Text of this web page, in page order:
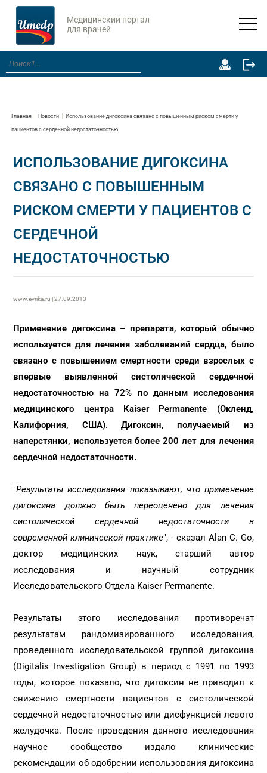
Медицинский портал
для врачей
Главная Новости Использование дигоксина связано с повышенным риском смерти у
пациентов с сердечной недостаточностью
ИСПОЛЬЗОВАНИЕ ДИГОКСИНА
СВЯЗАНО С ПОВЫШЕННЫМ
РИСКОМ СМЕРТИ У ПАЦИЕНТОВ С
СЕРДЕЧНОЙ
НЕДОСТАТОЧНОСТЬЮ
www.evrika.ru | 27.09.2013
Применение дигоксина – препарата, который обычно
используется для лечения заболеваний сердца, было
связано с повышением смертности среди взрослых с
впервые выявленной систолической сердечной
недостаточностью на 72% по данным исследования
медицинского центра Kaiser Permanente (Окленд,
Калифорния, США). Дигоксин, получаемый из
наперстянки, используется более 200 лет для лечения
сердечной недостаточности.
"Результаты исследования показывают, что применение
дигоксина должно быть переоценено для лечения
систолической сердечной недостаточности в
современной клинической практике", - сказал Alan С. Go,
доктор медицинских наук, старший автор
исследования и научный сотрудник
Исследовательского Отдела Kaiser Permanente.
Результаты этого исследования противоречат
результатам рандомизированного исследования,
проведенного исследовательской группой дигоксина
(Digitalis Investigation Group) в период с 1991 по 1993
годы, которое показало, что дигоксин не приводил к
снижению смертности пациентов с систолической
сердечной недостаточностью или дисфункцией левого
желудочка. После проведения данного исследования
научное сообщество издало клинические
рекомендации об одобрении использования дигоксина